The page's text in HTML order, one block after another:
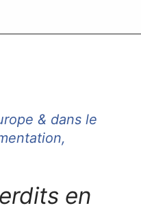
& dans le
en